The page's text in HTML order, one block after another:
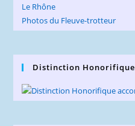
Le Rhône
Photos du Fleuve-trotteur
Distinction Honorifique